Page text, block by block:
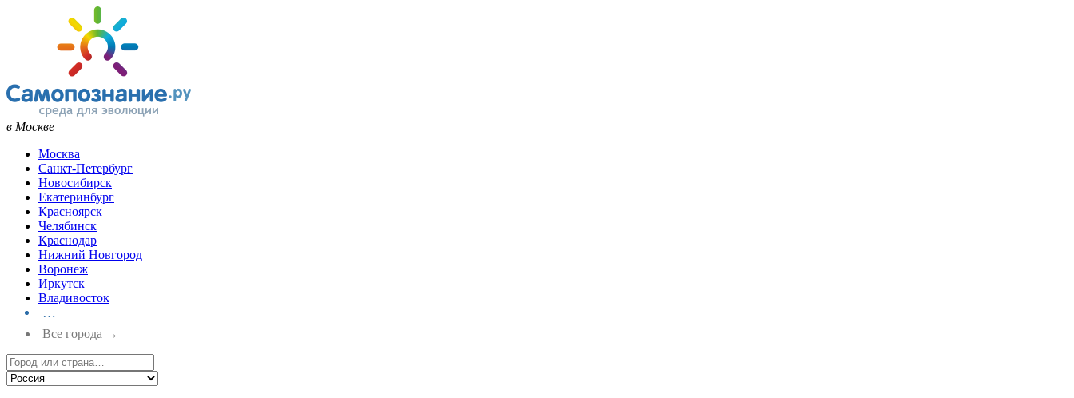
в Москве
Москва
Санкт-Петербург
Новосибирск
Екатеринбург
Красноярск
Челябинск
Краснодар
Нижний Новгород
Воронеж
Иркутск
Владивосток
…
Все города →